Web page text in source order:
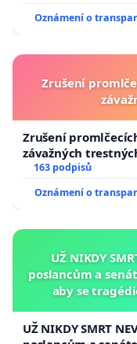
Oznámení o
Zrušení
Zrušení
závažných
163 podpisů
Oznámení o
UŽ NIKDY
poslancům a
aby se
UŽ NIKDY SMRT